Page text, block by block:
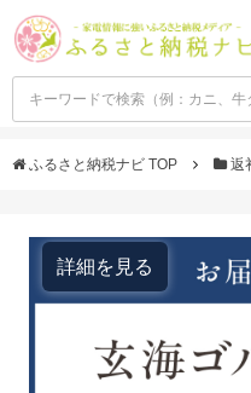
ふるさと納税ナビ TOP 返
詳細を見る